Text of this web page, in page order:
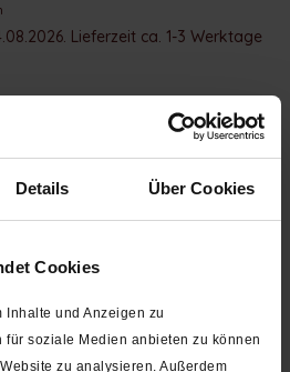
Details Über Cookies
Cookies
Inhalte und Anzeigen zu
soziale Medien anbieten zu können
zu analysieren. Außerdem
Lieferzeit ca. 1-3 Werktage
In den Warenkorb